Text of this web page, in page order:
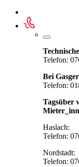
Telefon:
Bei
Telefon:
Tagsüber
Haslach:
Telefon:
Nordstadt:
Telefon: